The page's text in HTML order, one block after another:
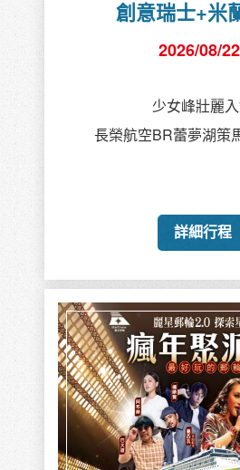
創意瑞士+米
2026/08/22
少女峰壯麗
長榮航空BR蕾夢湖策
詳細行程